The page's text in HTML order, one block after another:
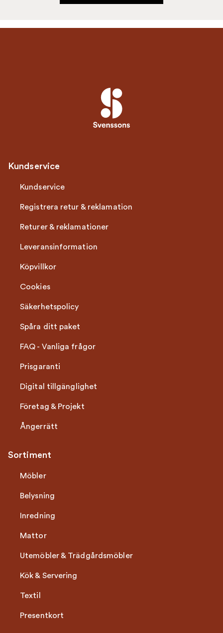
Kundservice
Kundservice
Registrera retur & reklamation
Returer & reklamationer
Leveransinformation
Köpvillkor
Cookies
Säkerhetspolicy
Spåra ditt paket
FAQ - Vanliga frågor
Prisgaranti
Digital tillgänglighet
Företag & Projekt
Ångerrätt
Sortiment
Möbler
Belysning
Inredning
Mattor
Utemöbler & Trädgårdsmöbler
Kök & Servering
Textil
Presentkort